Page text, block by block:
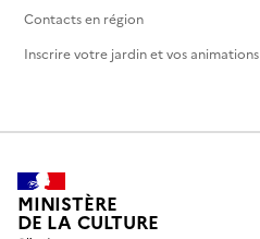
Contacts en région
Inscrire votre jardin et vos animations
MINISTÈRE
DE LA CULTURE